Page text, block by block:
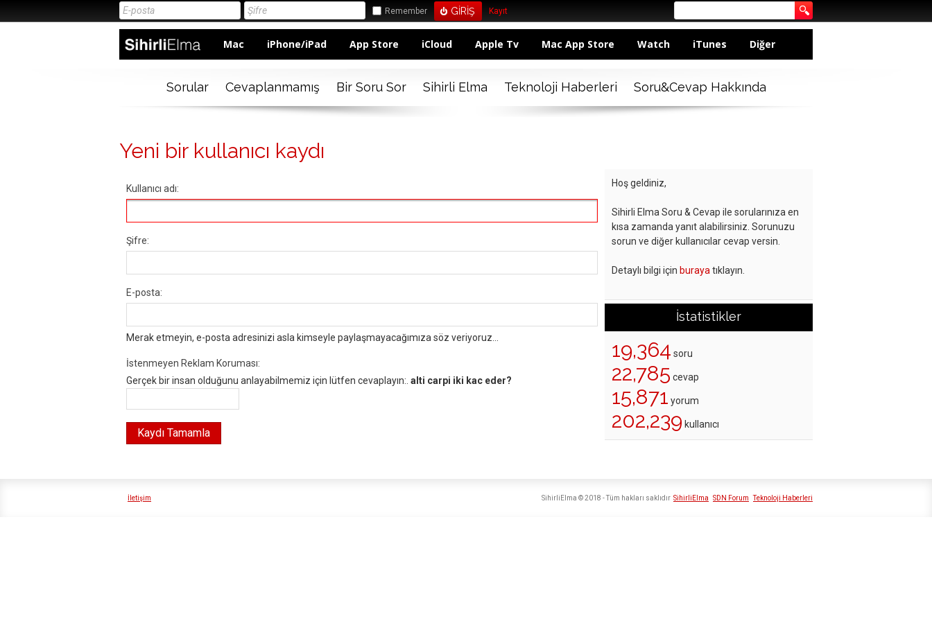
Remember Kayıt
Mac iPhone/iPad App Store iCloud Apple Tv Mac App Store Watch iTunes Diğer
Sorular Cevaplanmamış Bir Soru Sor Sihirli Elma Teknoloji Haberleri Soru&Cevap Hakkında
Yeni bir kullanıcı kaydı
Kullanıcı adı:
Şifre:
E-posta:
Merak etmeyin, e-posta adresinizi asla kimseyle paylaşmayacağımıza söz veriyoruz...
İstenmeyen Reklam Koruması:
Gerçek bir insan olduğunu anlayabilmemiz için lütfen cevaplayın:. alti carpi iki kac eder?
Hoş geldiniz,
Sihirli Elma Soru & Cevap ile sorularınıza en
kısa zamanda yanıt alabilirsiniz. Sorunuzu
sorun ve diğer kullanıcılar cevap versin.
Detaylı bilgi için buraya tıklayın.
İstatistikler
19,364 soru
22,785 cevap
15,871 yorum
202,239 kullanıcı
İletişim SihirliElma SDN Forum Teknoloji Haberleri
SihirliElma © 2018 - Tüm hakları saklıdır